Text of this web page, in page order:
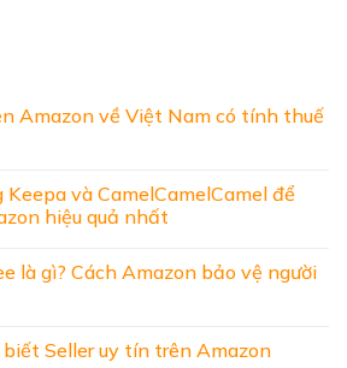
Amazon về Việt Nam có tính thuế
Keepa và CamelCamelCamel để
hiệu quả nhất
là gì? Cách Amazon bảo vệ người
Seller uy tín trên Amazon